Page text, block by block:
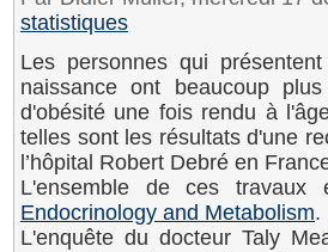
statistiques
Les personnes qui
naissance ont beaucoup
d'obésité une fois rendu à
telles sont les résultats d'une
l’hôpital Robert Debré en
L'ensemble de ces
Endocrinology and Metabolism.
L'enquête du docteur Taly